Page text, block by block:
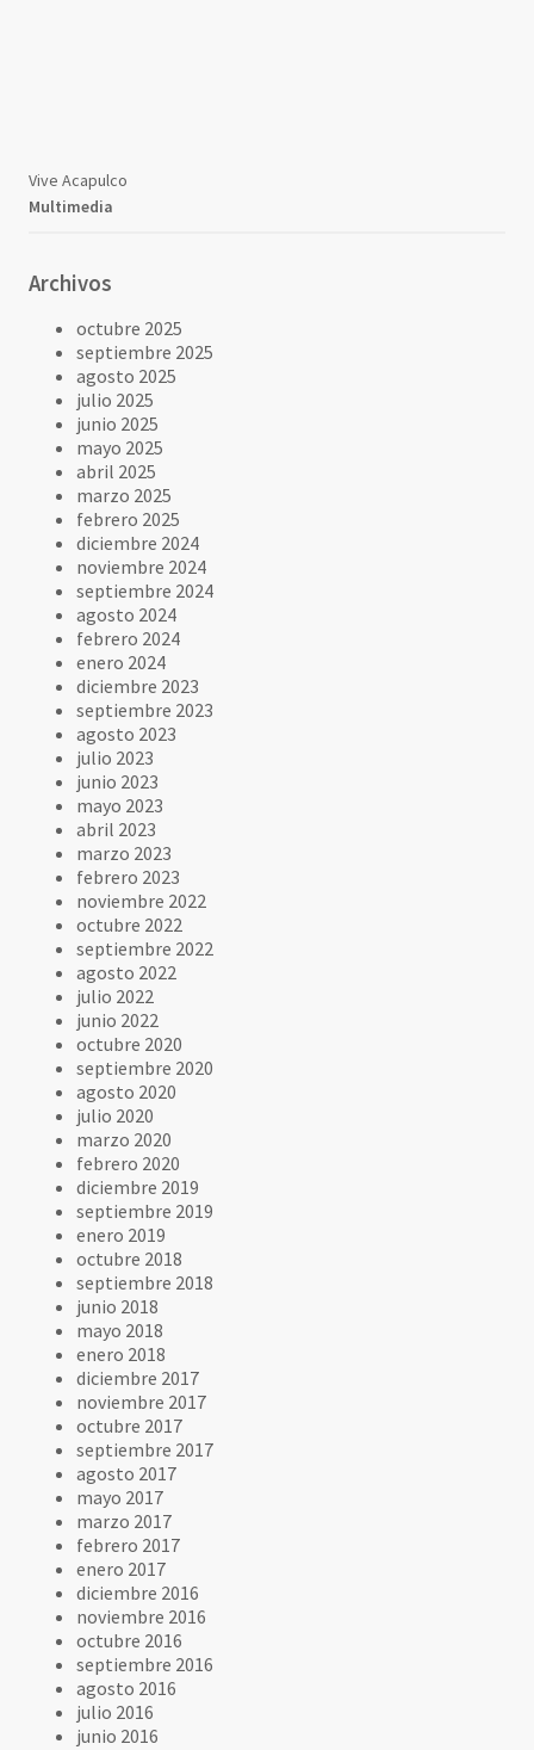
Vive Acapulco
Multimedia
Archivos
octubre 2025
septiembre 2025
agosto 2025
julio 2025
junio 2025
mayo 2025
abril 2025
marzo 2025
febrero 2025
diciembre 2024
noviembre 2024
septiembre 2024
agosto 2024
febrero 2024
enero 2024
diciembre 2023
septiembre 2023
agosto 2023
julio 2023
junio 2023
mayo 2023
abril 2023
marzo 2023
febrero 2023
noviembre 2022
octubre 2022
septiembre 2022
agosto 2022
julio 2022
junio 2022
octubre 2020
septiembre 2020
agosto 2020
julio 2020
marzo 2020
febrero 2020
diciembre 2019
septiembre 2019
enero 2019
octubre 2018
septiembre 2018
junio 2018
mayo 2018
enero 2018
diciembre 2017
noviembre 2017
octubre 2017
septiembre 2017
agosto 2017
mayo 2017
marzo 2017
febrero 2017
enero 2017
diciembre 2016
noviembre 2016
octubre 2016
septiembre 2016
agosto 2016
julio 2016
junio 2016